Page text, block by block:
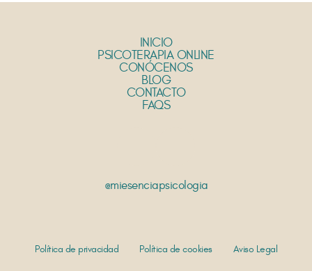
INICIO
PSICOTERAPIA ONLINE
CONÓCENOS
BLOG
CONTACTO
FAQS
@miesenciapsicologia
Política de privacidad Política de cookies Aviso Legal